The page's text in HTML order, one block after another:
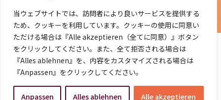
当ウェブサイトでは、訪問者により良いサービスを提供する
ため、クッキーを利用しています。クッキーの使用に同意い
ただける場合は『Alle akzeptieren（全てに同意）』ボタン
をクリックしてください。また、全て拒否される場合は
『Alles ablehnen』を、内容をカスタマイズされる場合は
『Anpassen』をクリックしてください。
Anpassen Alles ablehnen Alle akzeptieren
コラム一覧